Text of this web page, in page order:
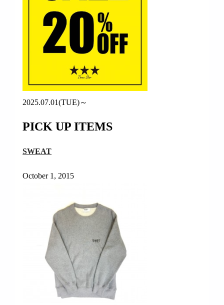
2025.07.01(TUE)～
PICK UP ITEMS
SWEAT
October 1, 2015